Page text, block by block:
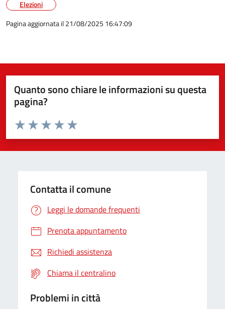
Elezioni
Pagina aggiornata il 21/08/2025 16:47:09
Quanto sono chiare le informazioni su questa
pagina?
Valuta da 1 a 5 stelle la pagina
Valuta 5 stelle su 5
Valuta 4 stelle su 5
Valuta 3 stelle su 5
Valuta 2 stelle su 5
Valuta 1 stelle su 5
Contatta il comune
Leggi le domande frequenti
Prenota appuntamento
Richiedi assistenza
Chiama il centralino
Problemi in città